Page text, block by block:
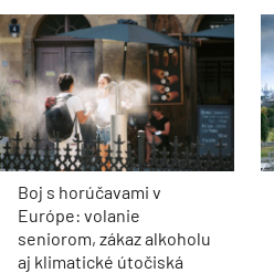
Boj s horúčavami v
Európe: volanie
seniorom, zákaz alkoholu
aj klimatické útočiská